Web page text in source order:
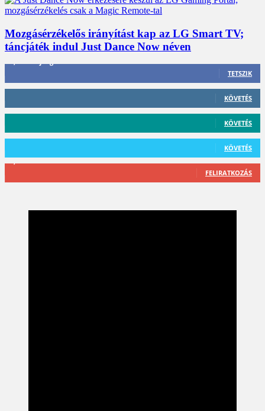
Mozgásérzékelős irányítást kap az LG Smart TV;
táncjáték indul Just Dance Now néven
TETSZIK
KÖVETÉS
KÖVETÉS
KÖVETÉS
FELIRATKOZÁS